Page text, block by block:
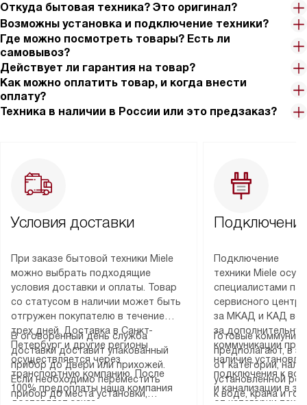
Откуда бытовая техника? Это оригинал?
Возможны установка и подключение техники?
Где можно посмотреть товары? Есть ли
самовывоз?
Действует ли гарантия на товар?
Как можно оплатить товар, и когда внести
оплату?
Техника в наличии в России или это предзаказ?
Условия доставки
При заказе бытовой техники Miele
можно выбрать подходящие
условия доставки и оплаты. Товар
со статусом в наличии может быть
отгружен покупателю в течение
трех дней. Доставка в Санкт-
Петербург и другие регионы
осуществляется через
транспортную компанию. После
100% предоплаты наша компания
доставляет заказ
В оговоренный день служба
доставки доставит упакованный
прибор до двери или прихожей.
Если необходимо переместить
прибор до места установки,
Подключение
техники Miele
специалистами
сервисного
за МКАД и КАД
за
коммуникации
наличие
подключения к
и канализации в
от категории
Готовые
предполагают, в
от категории,
установленной
к воде, крана и